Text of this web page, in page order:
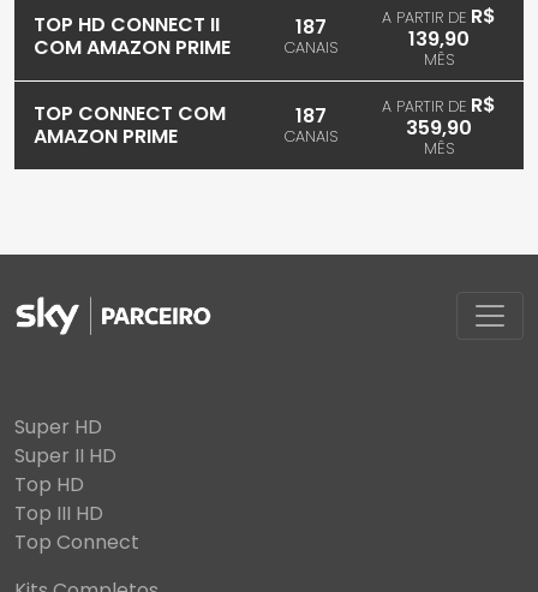
TOP HD CONNECT II
COM AMAZON PRIME
187
CANAIS
A PARTIR DE R$
139,90
MÊS
TOP CONNECT COM
AMAZON PRIME
187
CANAIS
A PARTIR DE R$
359,90
MÊS
Super HD
Super II HD
Top HD
Top III HD
Top Connect